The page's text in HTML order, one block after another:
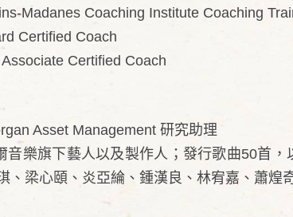
Madanes Coaching Institute Coaching
Certified Coach
Certified Coach
Asset Management 研究助理
音樂旗下藝人以及製作人；發行歌曲50首，
、梁心頤、炎亞綸、鍾漢良、林宥嘉、蕭煌